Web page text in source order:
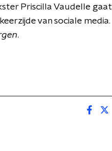
Priscilla Vaudelle gaat
van sociale media.
.